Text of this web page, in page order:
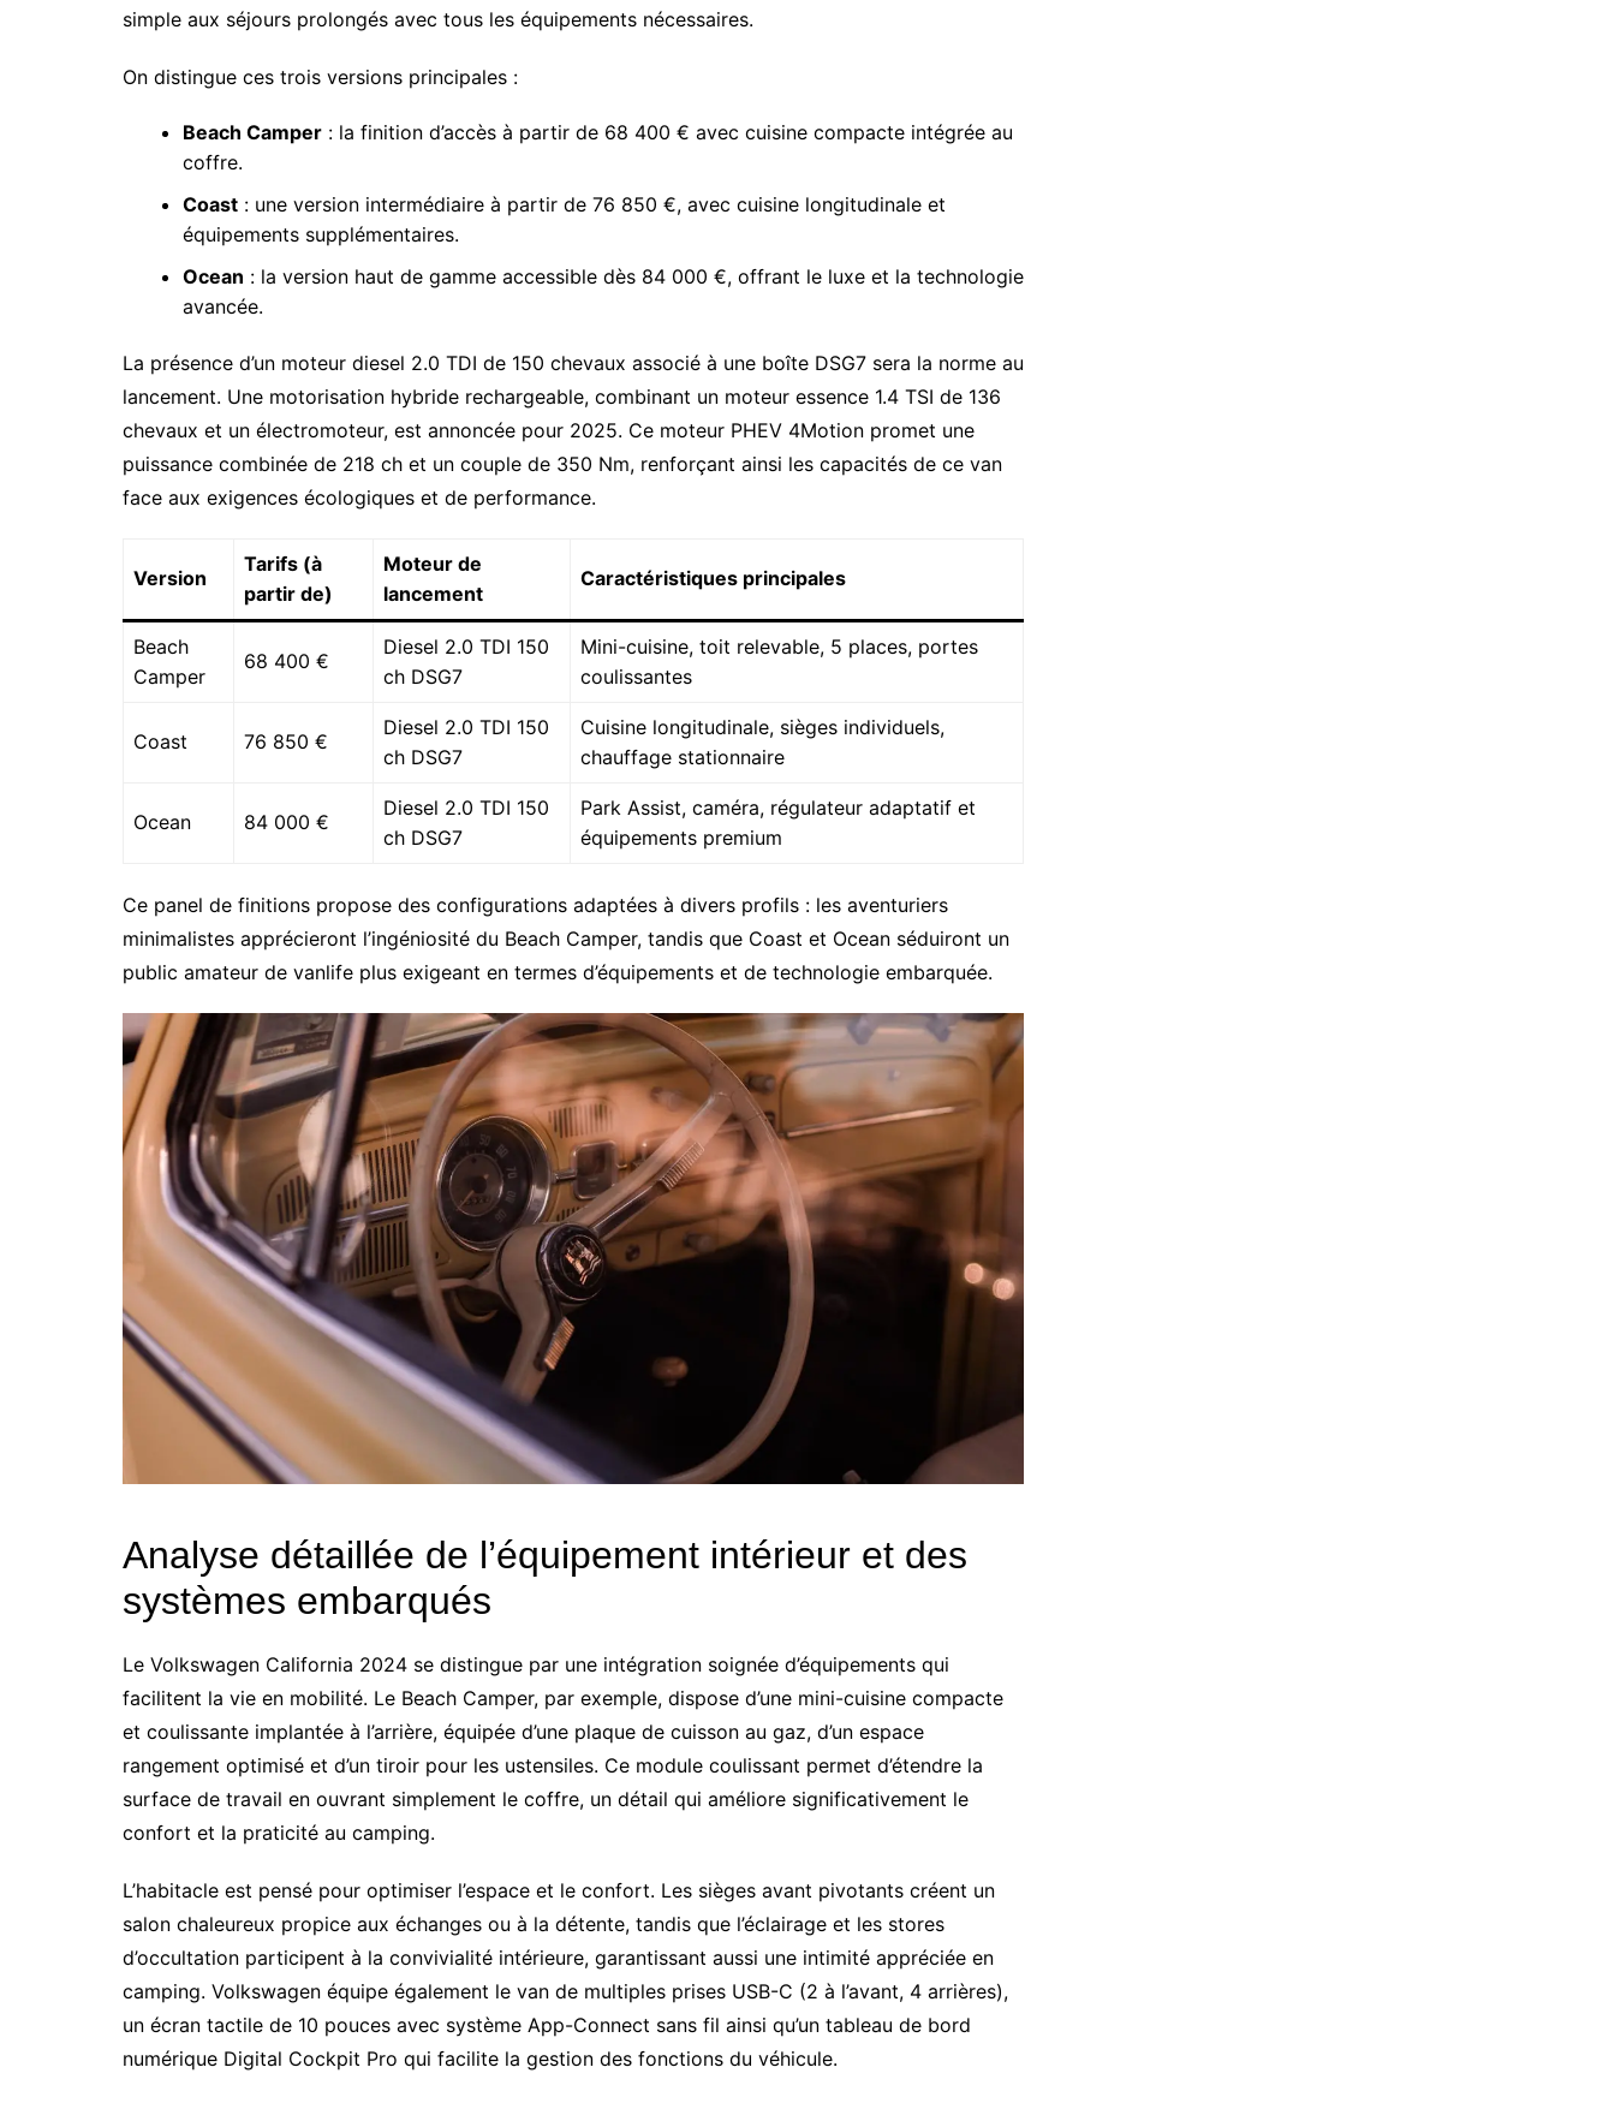
simple aux séjours prolongés avec tous les équipements nécessaires.
On distingue ces trois versions principales :
Beach Camper : la finition d’accès à partir de 68 400 € avec cuisine compacte intégrée au
coffre.
Coast : une version intermédiaire à partir de 76 850 €, avec cuisine longitudinale et
équipements supplémentaires.
Ocean : la version haut de gamme accessible dès 84 000 €, offrant le luxe et la technologie
avancée.
La présence d’un moteur diesel 2.0 TDI de 150 chevaux associé à une boîte DSG7 sera la norme au
lancement. Une motorisation hybride rechargeable, combinant un moteur essence 1.4 TSI de 136
chevaux et un électromoteur, est annoncée pour 2025. Ce moteur PHEV 4Motion promet une
puissance combinée de 218 ch et un couple de 350 Nm, renforçant ainsi les capacités de ce van
face aux exigences écologiques et de performance.
Version
Tarifs (à
partir de)
Moteur de
lancement
Caractéristiques principales
Beach
Camper
68 400 €
Diesel 2.0 TDI 150
ch DSG7
Mini-cuisine, toit relevable, 5 places, portes
coulissantes
Coast 76 850 €
Diesel 2.0 TDI 150
ch DSG7
Cuisine longitudinale, sièges individuels,
chauffage stationnaire
Ocean 84 000 €
Diesel 2.0 TDI 150
ch DSG7
Park Assist, caméra, régulateur adaptatif et
équipements premium
Ce panel de finitions propose des configurations adaptées à divers profils : les aventuriers
minimalistes apprécieront l’ingéniosité du Beach Camper, tandis que Coast et Ocean séduiront un
public amateur de vanlife plus exigeant en termes d’équipements et de technologie embarquée.
Analyse détaillée de l’équipement intérieur et des
systèmes embarqués
Le Volkswagen California 2024 se distingue par une intégration soignée d’équipements qui
facilitent la vie en mobilité. Le Beach Camper, par exemple, dispose d’une mini-cuisine compacte
et coulissante implantée à l’arrière, équipée d’une plaque de cuisson au gaz, d’un espace
rangement optimisé et d’un tiroir pour les ustensiles. Ce module coulissant permet d’étendre la
surface de travail en ouvrant simplement le coffre, un détail qui améliore significativement le
confort et la praticité au camping.
L’habitacle est pensé pour optimiser l’espace et le confort. Les sièges avant pivotants créent un
salon chaleureux propice aux échanges ou à la détente, tandis que l’éclairage et les stores
d’occultation participent à la convivialité intérieure, garantissant aussi une intimité appréciée en
camping. Volkswagen équipe également le van de multiples prises USB-C (2 à l’avant, 4 arrières),
un écran tactile de 10 pouces avec système App-Connect sans fil ainsi qu’un tableau de bord
numérique Digital Cockpit Pro qui facilite la gestion des fonctions du véhicule.